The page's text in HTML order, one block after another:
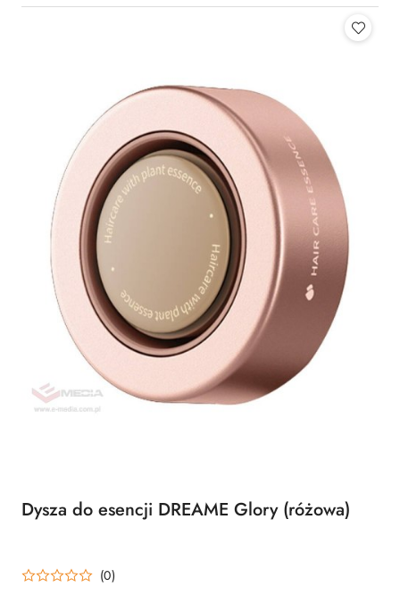
Dysza do esencji DREAME Glory (różowa)
(0)